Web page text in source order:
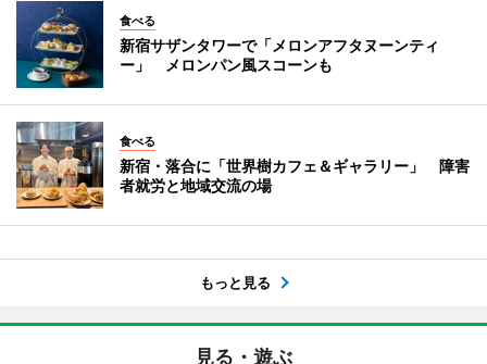
食べる
新宿サザンタワーで「メロンアフタヌーンティ
ー」 メロンパン風スコーンも
食べる
新宿・落合に「世界樹カフェ＆ギャラリー」 障害
者就労と地域交流の場
もっと見る
見る・遊ぶ